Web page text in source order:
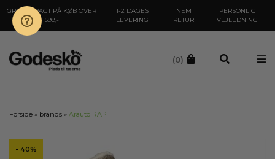
GRATIS FRAGT PÅ KØB OVER
599,-
1-2 DAGES
LEVERING
NEM
RETUR
PERSONLIG
VEJLEDNING
(0)
Forside » brands » Arauto RAP
- 40%